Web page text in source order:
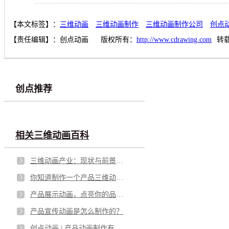
【本文标签】： 三维动画 三维动画制作 三维动画制作公司
创点
【责任编辑】： 创点动画 版权所有： http://www.cdrawing.com 转
创点推荐
相关三维动画百科
产品宣传动画是怎么制作的？